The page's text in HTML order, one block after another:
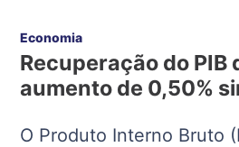
Economia
Recuperação do PIB
aumento de 0,50%
O Produto Interno Bruto